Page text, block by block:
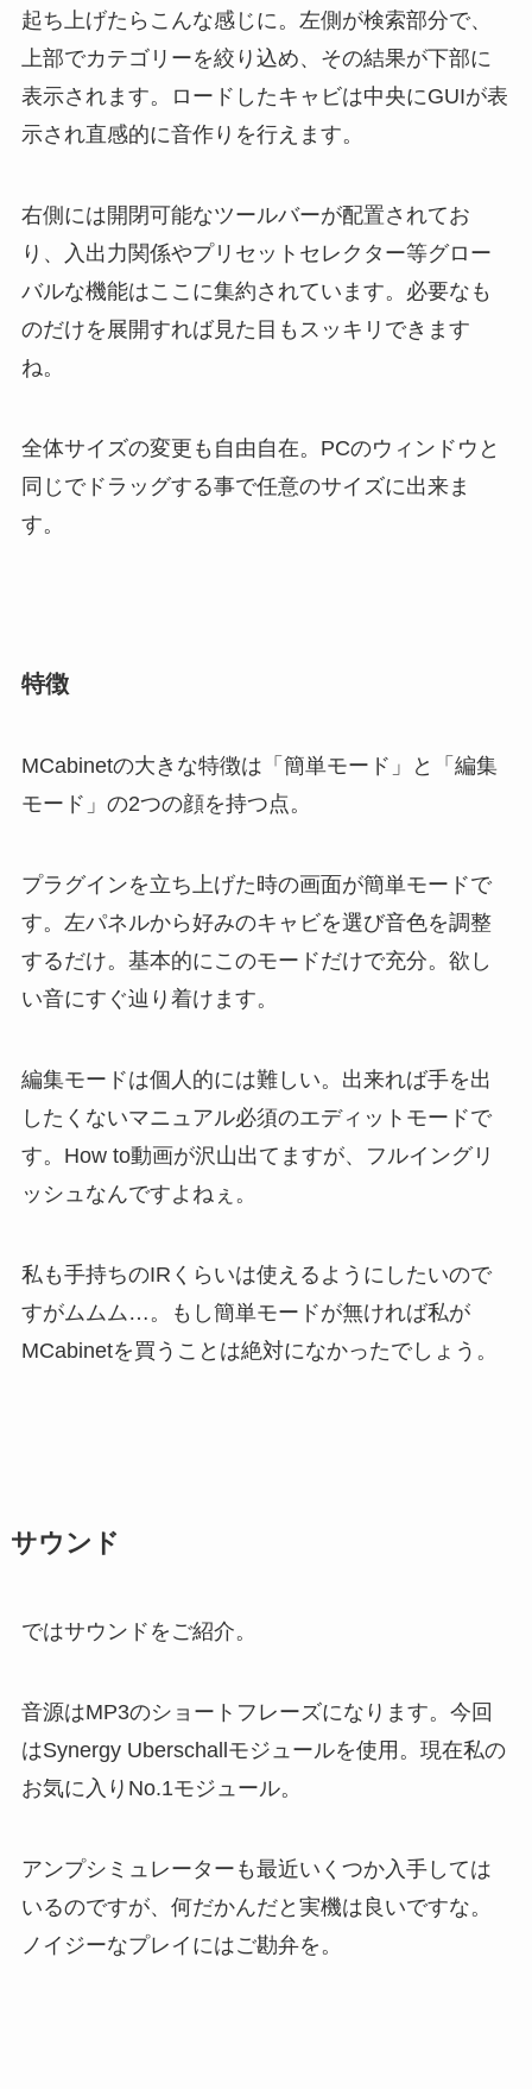
起ち上げたらこんな感じに。左側が検索部分で、
上部でカテゴリーを絞り込め、その結果が下部に
表示されます。ロードしたキャビは中央にGUIが表
示され直感的に音作りを行えます。
右側には開閉可能なツールバーが配置されてお
り、入出力関係やプリセットセレクター等グロー
バルな機能はここに集約されています。必要なも
のだけを展開すれば見た目もスッキリできます
ね。
全体サイズの変更も自由自在。PCのウィンドウと
同じでドラッグする事で任意のサイズに出来ま
す。
特徴
MCabinetの大きな特徴は「簡単モード」と「編集
モード」の2つの顔を持つ点。
プラグインを立ち上げた時の画面が簡単モードで
す。左パネルから好みのキャビを選び音色を調整
するだけ。基本的にこのモードだけで充分。欲し
い音にすぐ辿り着けます。
編集モードは個人的には難しい。出来れば手を出
したくないマニュアル必須のエディットモードで
す。How to動画が沢山出てますが、フルイングリ
ッシュなんですよねぇ。
私も手持ちのIRくらいは使えるようにしたいので
すがムムム…。もし簡単モードが無ければ私が
MCabinetを買うことは絶対になかったでしょう。
サウンド
ではサウンドをご紹介。
音源はMP3のショートフレーズになります。今回
はSynergy Uberschallモジュールを使用。現在私の
お気に入りNo.1モジュール。
アンプシミュレーターも最近いくつか入手しては
いるのですが、何だかんだと実機は良いですな。
ノイジーなプレイにはご勘弁を。